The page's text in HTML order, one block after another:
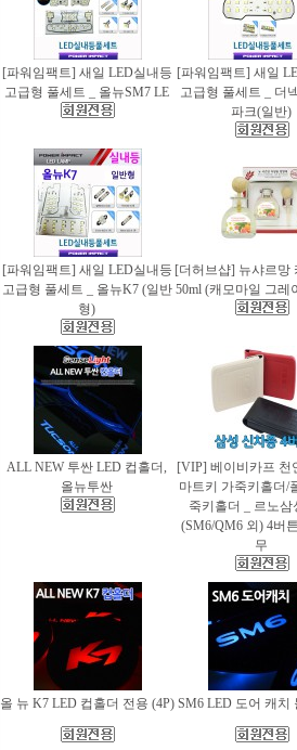
[파워임팩트] 새일 LED실내등
고급형 풀세트 _ 올뉴SM7 LE
[파워임팩트] 새일
고급형 풀세트 _ 더
파크(일반)
[파워임팩트] 새일 LED실내등
고급형 풀세트 _ 올뉴K7 (일반
형)
[더허브샵] 뉴샤르망
50ml (캐모마일 그레
ALL NEW 투싼 LED 컵홀더,
올뉴투싼
[VIP] 베이비카프 천
마트키 가죽키홀더/
죽키홀더 _ 르노삼
(SM6/QM6 외) 4버
무
올 뉴 K7 LED 컵홀더 전용 (4P) SM6 LED 도어 캐치